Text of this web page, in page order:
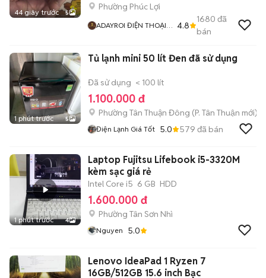
44 giây trước 5
Phường Phúc Lợi
ADAYROI ĐIỆN THOẠI
4.8
1680 đã
bán
1 phút trước 5
Tủ lạnh mini 50 lít Đen đã sử dụng
Đã sử dụng < 100 lít
1.100.000 đ
Phường Tân Thuận Đông (P. Tân Thuận mới)
Điện Lạnh Giá Tốt 5.0 579 đã bán
1 phút trước 4
Laptop Fujitsu Lifebook i5-3320M
kèm sạc giá rẻ
Intel Core i5 6 GB HDD
1.600.000 đ
Phường Tân Sơn Nhì
Nguyen 5.0
Lenovo IdeaPad 1 Ryzen 7
16GB/512GB 15.6 inch Bạc